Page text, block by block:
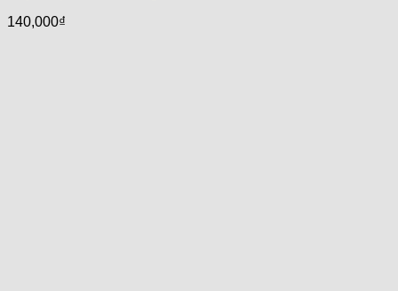
140,000₫